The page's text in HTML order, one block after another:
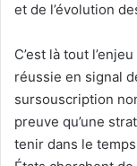
et de l’évolution
C’est là tout
réussie en signal
sursouscription
preuve qu’une
tenir dans le